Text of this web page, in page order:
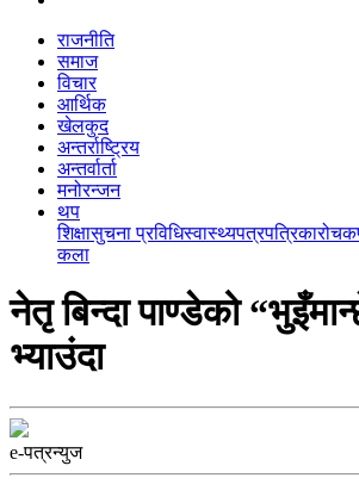
राजनीति
समाज
विचार
आर्थिक
खेलकुद
अन्तर्राष्ट्रिय
अन्तर्वार्ता
मनोरन्जन
थप
शिक्षासुचना प्रविधिस्वास्थ्यपत्रपत्रिकारोचक
कला
नेतृ बिन्दा पाण्डेको
भ्याउंदा
e-पत्रन्युज